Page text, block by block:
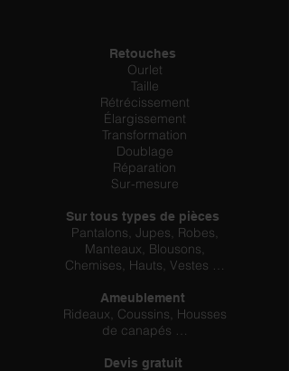
Retouches
Ourlet
Taille
Rétrécissement
Élargissement
Transformation
Doublage
Réparation
Sur-mesure
Sur tous types de pièces
Pantalons, Jupes, Robes,
Manteaux, Blousons,
Chemises, Hauts, Vestes …
Ameublement
Rideaux, Coussins, Housses
de canapés …
Devis gratuit